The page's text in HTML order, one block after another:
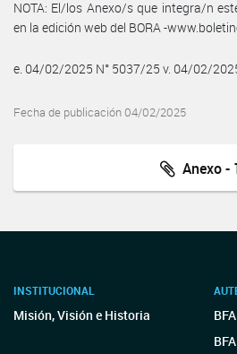
NOTA: El/los Anexo/s que integra/n
en la edición web del BORA -
e. 04/02/2025 N° 5037/25 v. 04/02/
Fecha de publicación 04/02/2025
Anexo -
INSTITUCIONAL
Misión, Visión e Historia